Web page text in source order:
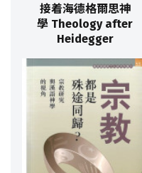
接着海德格爾思神
學 Theology after
Heidegger